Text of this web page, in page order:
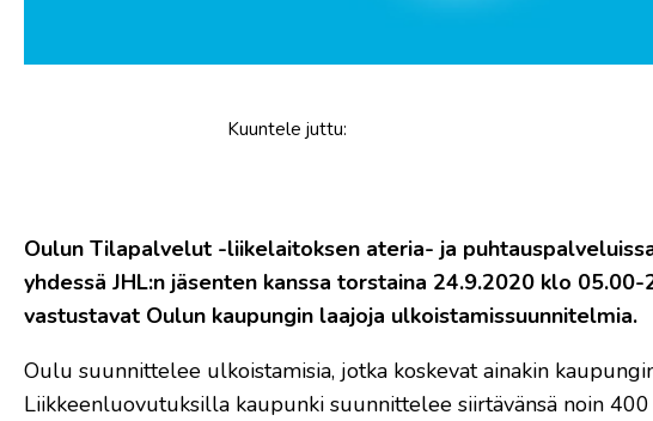
Kuuntele juttu:
Oulun Tilapalvelut -liikelaitoksen ateria- ja
yhdessä JHL:n jäsenten kanssa torstaina 24.9.2020 klo
vastustavat Oulun kaupungin laajoja ulkoistamissuunnitelmia.
Oulu suunnittelee ulkoistamisia, jotka koskevat ainakin
Liikkeenluovutuksilla kaupunki suunnittelee siirtävänsä noin